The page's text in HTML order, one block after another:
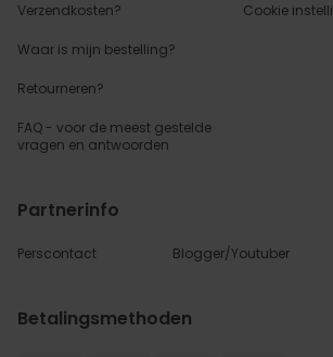
Verzendkosten?
Waar is mijn bestelling?
Retourneren?
FAQ - voor de meest gestelde
vragen en antwoorden
Cookie
Partnerinfo
Perscontact Blogger/Youtuber
Betalingsmethoden